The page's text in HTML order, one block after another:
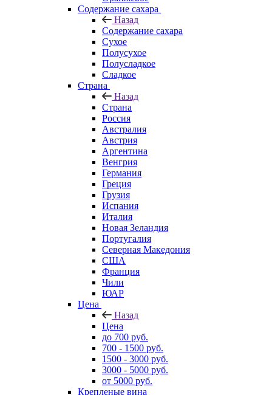
Содержание сахара
Назад
Содержание сахара
Сухое
Полусухое
Полусладкое
Сладкое
Страна
Назад
Страна
Россия
Австралия
Австрия
Аргентина
Венгрия
Германия
Греция
Грузия
Испания
Италия
Новая Зеландия
Португалия
Северная Македония
США
Франция
Чили
ЮАР
Цена
Назад
Цена
до 700 руб.
700 - 1500 руб.
1500 - 3000 руб.
3000 - 5000 руб.
от 5000 руб.
Крепленые вина